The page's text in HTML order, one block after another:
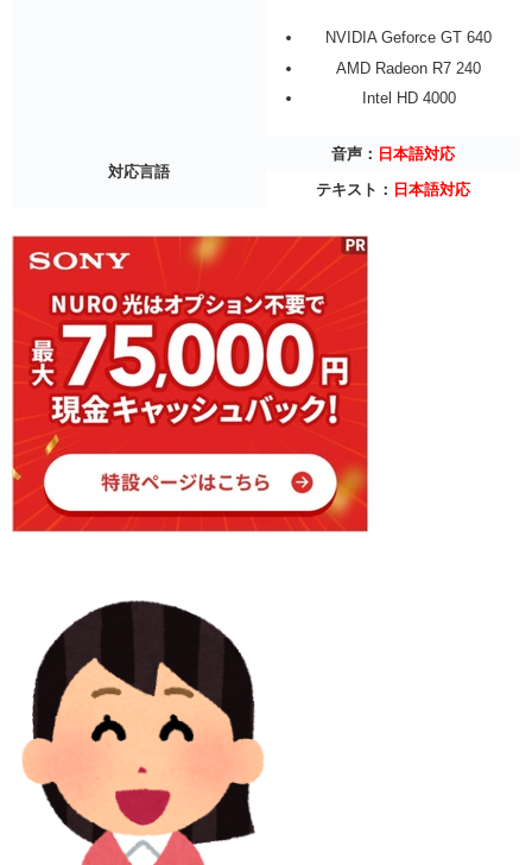
NVIDIA Geforce GT 640
AMD Radeon R7 240
Intel HD 4000
対応言語
音声： 日本語対応
テキスト： 日本語対応